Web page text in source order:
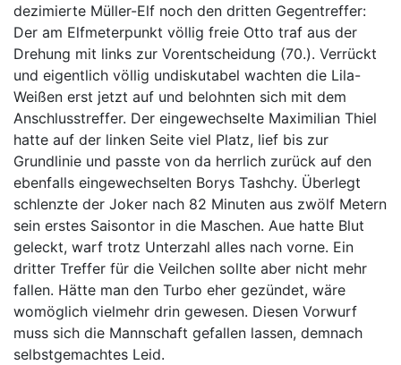
dezimierte Müller-Elf noch den dritten Gegentreffer:
Der am Elfmeterpunkt völlig freie Otto traf aus der
Drehung mit links zur Vorentscheidung (70.). Verrückt
und eigentlich völlig undiskutabel wachten die Lila-
Weißen erst jetzt auf und belohnten sich mit dem
Anschlusstreffer. Der eingewechselte Maximilian Thiel
hatte auf der linken Seite viel Platz, lief bis zur
Grundlinie und passte von da herrlich zurück auf den
ebenfalls eingewechselten Borys Tashchy. Überlegt
schlenzte der Joker nach 82 Minuten aus zwölf Metern
sein erstes Saisontor in die Maschen. Aue hatte Blut
geleckt, warf trotz Unterzahl alles nach vorne. Ein
dritter Treffer für die Veilchen sollte aber nicht mehr
fallen. Hätte man den Turbo eher gezündet, wäre
womöglich vielmehr drin gewesen. Diesen Vorwurf
muss sich die Mannschaft gefallen lassen, demnach
selbstgemachtes Leid.